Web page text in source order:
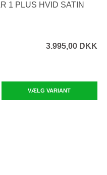
1 PLUS HVID SATIN
3.995,00 DKK
VÆLG VARIANT